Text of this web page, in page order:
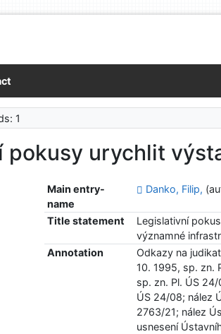
1
pokusy urychlit
Main entry-
name
Danko, Filip,
Title statement
Legislativní
významné
Annotation
Odkazy na
10. 1995, sp. zn.
sp. zn. Pl. ÚS
ÚS 24/08; nález
2763/21; nález
usnesení